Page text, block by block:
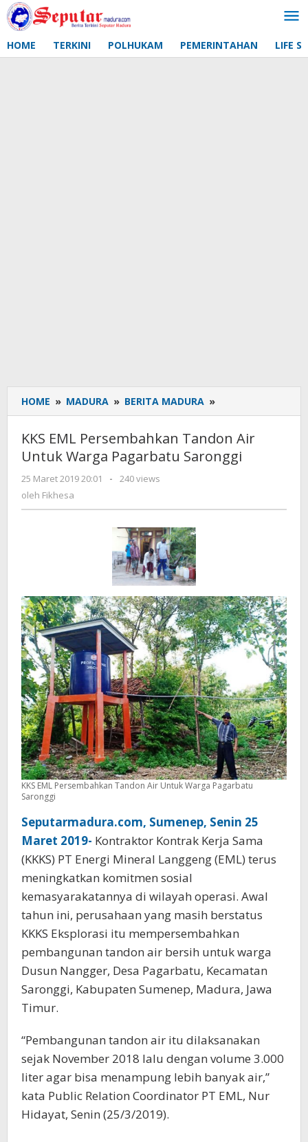
Lewati
ke
HOME TERKINI POLHUKAM PEMERINTAHAN LIFE
HOME » MADURA » BERITA MADURA »
EML
Tandon
Air
KKS EML Persembahkan Tandon Air
Untuk Warga Pagarbatu Saronggi
25 Maret 2019 20:01
oleh
-
240 views
oleh Fikhesa
KKS EML Persembahkan Tandon Air Untuk Warga Pagarbatu
Saronggi
Seputarmadura.com, Sumenep, Senin 25
Maret 2019- Kontraktor Kontrak Kerja Sama
(KKKS) PT Energi Mineral Langgeng (EML) terus
meningkatkan komitmen sosial
kemasyarakatannya di wilayah operasi. Awal
tahun ini, perusahaan yang masih berstatus
KKKS Eksplorasi itu mempersembahkan
pembangunan tandon air bersih untuk warga
Dusun Nangger, Desa Pagarbatu, Kecamatan
Saronggi, Kabupaten Sumenep, Madura, Jawa
Timur.
“Pembangunan tandon air itu dilaksanakan
sejak November 2018 lalu dengan volume 3.000
liter agar bisa menampung lebih banyak air,”
kata Public Relation Coordinator PT EML, Nur
Hidayat, Senin (25/3/2019).